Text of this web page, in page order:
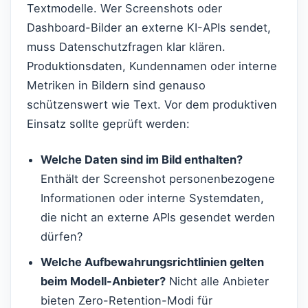
Textmodelle. Wer Screenshots oder
Dashboard-Bilder an externe KI-APIs sendet,
muss Datenschutzfragen klar klären.
Produktionsdaten, Kundennamen oder interne
Metriken in Bildern sind genauso
schützenswert wie Text. Vor dem produktiven
Einsatz sollte geprüft werden:
Welche Daten sind im Bild enthalten?
Enthält der Screenshot personenbezogene
Informationen oder interne Systemdaten,
die nicht an externe APIs gesendet werden
dürfen?
Welche Aufbewahrungsrichtlinien gelten
beim Modell-Anbieter? Nicht alle Anbieter
bieten Zero-Retention-Modi für